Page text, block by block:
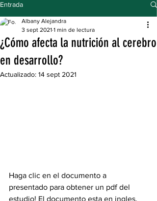
Entrada
¿Cómo afecta la nutrición al cerebro
en desarrollo?
Albany Alejandra
3 sept 2021 1 min de lectura
Actualizado: 14 sept 2021
Haga clic en el documento a
presentado para obtener un pdf del
estudio! El documento esta en ingles,